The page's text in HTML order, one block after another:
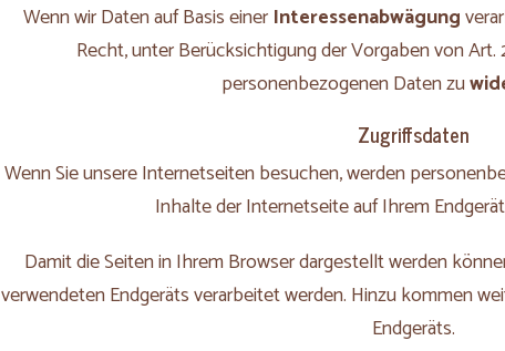
Wenn wir Daten auf Basis einer Interessenabwägung
Recht, unter Berücksichtigung der Vorgaben von Art.
personenbezogenen Daten zu
Zugriffsdaten
Wenn Sie unsere Internetseiten besuchen, werden
Inhalte der Internetseite auf Ihrem
Damit die Seiten in Ihrem Browser dargestellt werden
verwendeten Endgeräts verarbeitet werden. Hinzu kommen
Endgeräts.